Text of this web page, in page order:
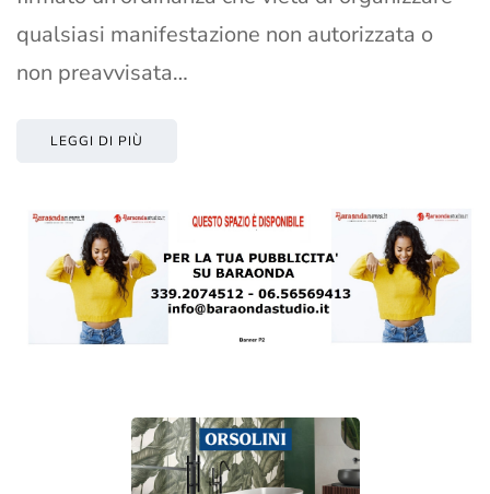
qualsiasi manifestazione non autorizzata o
non preavvisata…
LEGGI DI PIÙ